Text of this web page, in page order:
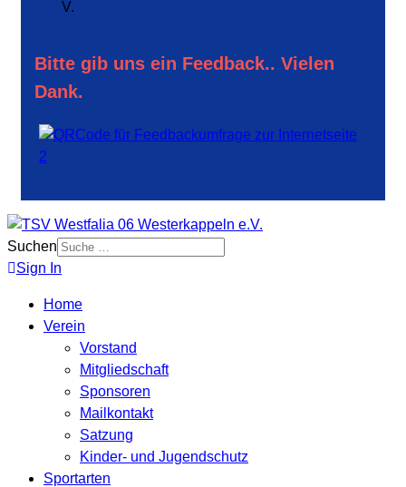
V.
Bitte gib uns ein Feedback.. Vielen
Dank.
Suchen
Sign In
Home
Verein
Vorstand
Mitgliedschaft
Sponsoren
Mailkontakt
Satzung
Kinder- und Jugendschutz
Sportarten